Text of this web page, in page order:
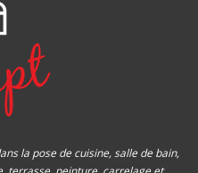
la pose de cuisine, salle de bain,